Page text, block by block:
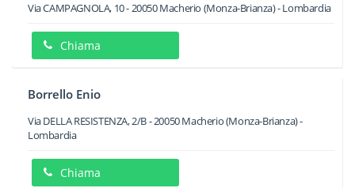
Via CAMPAGNOLA, 10-20050Macherio (Monza-Brianza) -Lombardia
Chiama
Borrello Enio
Via DELLA RESISTENZA, 2/B-20050Macherio(Monza-Brianza) -
Lombardia
Chiama